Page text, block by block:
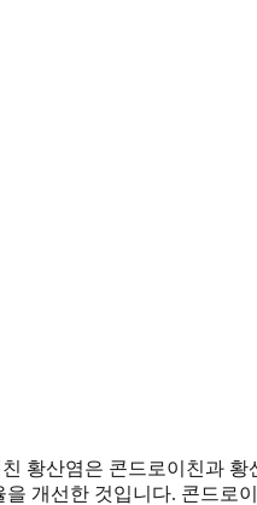
황산염은 콘드로이친과 황
을 개선한 것입니다. 콘드로